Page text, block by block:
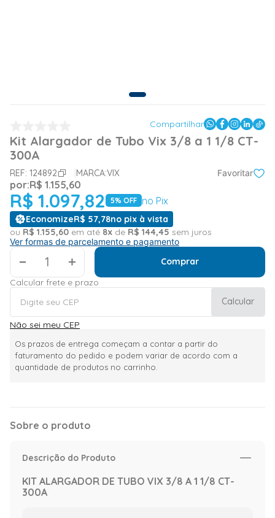
Compartilhar
Kit Alargador de Tubo Vix 3/8 a 1 1/8 CT-
300A
REF: 124892 MARCA:VIX Favoritar
por:R$ 1.155,60
R$ 1.097,82 5% OFF no Pix
EconomizeR$ 57,78no pix à vista
ou R$ 1.155,60 em até 8x de R$ 144,45 sem juros
Ver formas de parcelamento e pagamento
＋
Comprar
Calcular frete e prazo
Calcular
Não sei meu CEP
Os prazos de entrega começam a contar a partir do
faturamento do pedido e podem variar de acordo com a
quantidade de produtos no carrinho.
Sobre o produto
Descrição do Produto
KIT ALARGADOR DE TUBO VIX 3/8 A 1 1/8 CT-
300A